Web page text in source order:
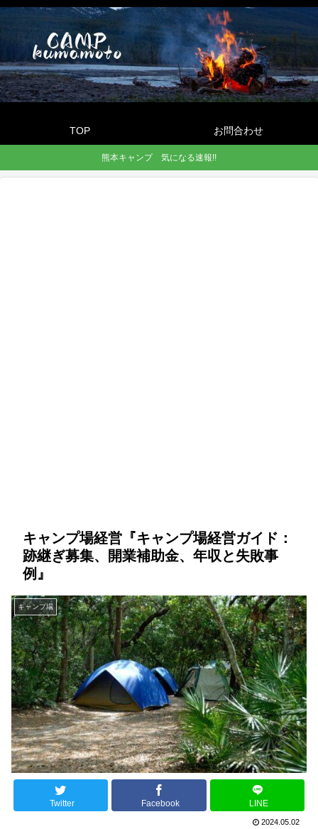
TOP お問合わせ
熊本キャンプ 気になる速報!!
キャンプ場経営『キャンプ場経営ガイド：
跡継ぎ募集、開業補助金、年収と失敗事
例』
キャンプ場
Twitter Facebook LINE
2024.05.02